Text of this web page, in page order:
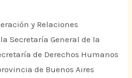
y Relaciones
Secretaría General de la
de Derechos Humanos
de Buenos Aires